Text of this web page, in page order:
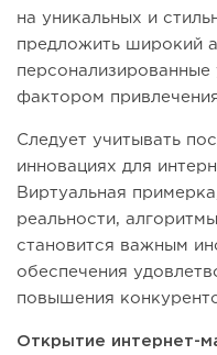
на уникальных и
предложить широкий
персонализированные
фактором
Следует учитывать
инновациях для
Виртуальная
реальности,
становится важным
обеспечения
повышения
Открытие интернет-